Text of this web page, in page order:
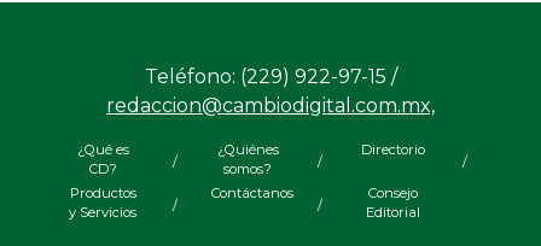
Teléfono: (229) 922-97-15 /
redaccion@cambiodigital.com.mx,
¿Qué es
CD?
/
¿Quiénes
somos?
/
Directorio
/
Productos
y Servicios
/
Contáctanos
/
Consejo
Editorial